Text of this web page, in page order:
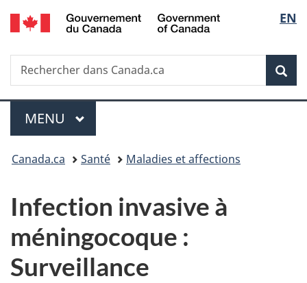
Passer
au
principal
Passer
à
Au
du
Passer
à
version
simplifiée
de
la
EN
Recherche
Rechercher
dans
Menu
MENU PRINCIPAL
Vous
ici :
Canada.ca Santé Maladies et affections
Infection invasive à
méningocoque :
Surveillance